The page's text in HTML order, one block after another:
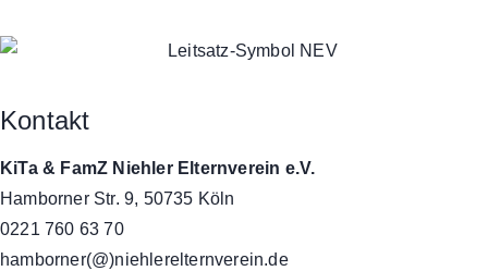
Kontakt
KiTa & FamZ Niehler Elternverein e.V.
Hamborner Str. 9, 50735 Köln
0221 760 63 70
hamborner(@)niehlerelternverein.de